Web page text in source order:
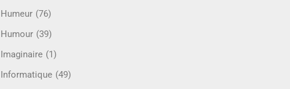
Humeur (76)
Humour (39)
Imaginaire (1)
Informatique (49)